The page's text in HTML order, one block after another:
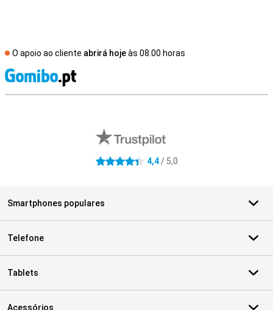
O apoio ao cliente abrirá hojeàs 08.00 horas
4.4 estrelas 4,4/ 5,0
Smartphones populares
Telefone
Tablets
Acessórios